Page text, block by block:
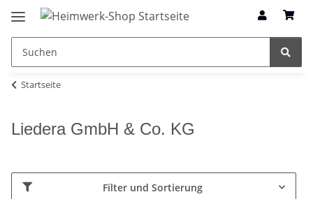
Startseite
Liedera GmbH & Co. KG
Filter und Sortierung